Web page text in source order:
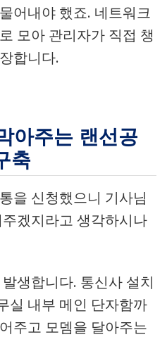
어내야 했죠. 네트워크
모아 관리자가 직접 챙
합니다.
아주는 랜선공
축
을 신청했으니 기사님
겠지라고 생각하시나
생합니다. 통신사 설치
실 내부 메인 단자함까
주고 모뎀을 달아주는